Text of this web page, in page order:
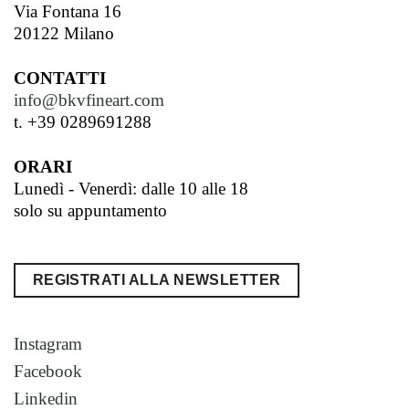
Via Fontana 16
20122 Milano
CONTATTI
info@bkvfineart.com
t. +39 0289691288
ORARI
Lunedì - Venerdì: dalle 10 alle 18
solo su appuntamento
REGISTRATI ALLA NEWSLETTER
Instagram
Facebook
Linkedin